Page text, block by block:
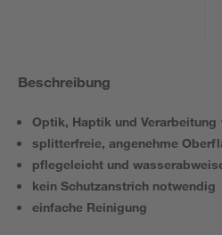
Beschreibung
Optik, Haptik und Verarbeitung
splitterfreie, angenehme
pflegeleicht und
kein Schutzanstrich notwendig
einfache Reinigung